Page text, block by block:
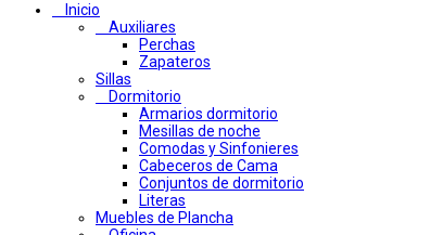
Inicio
Auxiliares
Perchas
Zapateros
Sillas
Dormitorio
Armarios dormitorio
Mesillas de noche
Comodas y Sinfonieres
Cabeceros de Cama
Conjuntos de dormitorio
Literas
Muebles de Plancha